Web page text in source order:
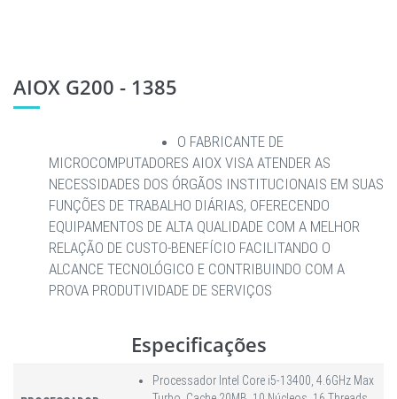
AIOX G200 - 1385
O FABRICANTE DE
MICROCOMPUTADORES AIOX VISA ATENDER AS
NECESSIDADES DOS ÓRGÃOS INSTITUCIONAIS EM SUAS
FUNÇÕES DE TRABALHO DIÁRIAS, OFERECENDO
EQUIPAMENTOS DE ALTA QUALIDADE COM A MELHOR
RELAÇÃO DE CUSTO-BENEFÍCIO FACILITANDO O
ALCANCE TECNOLÓGICO E CONTRIBUINDO COM A
PROVA PRODUTIVIDADE DE SERVIÇOS
Especificações
Processador Intel Core i5-13400, 4.6GHz Max